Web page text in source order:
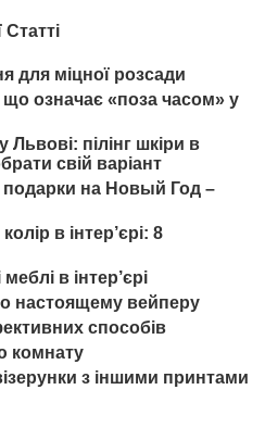
Статті
для міцної розсади
означає «поза часом» у
Львові: пілінг шкіри в
свій варіант
на Новый Год –
в інтер’єрі: 8
в інтер’єрі
настоящему вейперу
способів
комнату
з іншими принтами